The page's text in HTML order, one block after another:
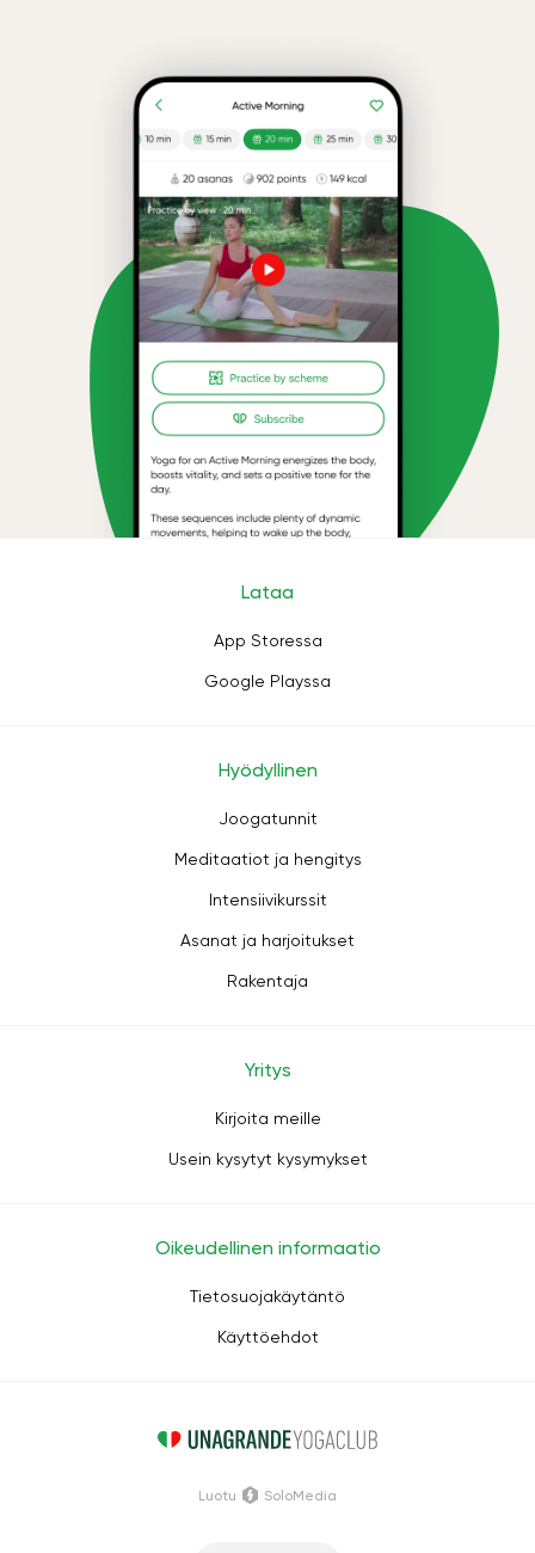
Lataa
App Storessa
Google Playssa
Hyödyllinen
Joogatunnit
Meditaatiot ja hengitys
Intensiivikurssit
Asanat ja harjoitukset
Rakentaja
Yritys
Kirjoita meille
Usein kysytyt kysymykset
Oikeudellinen informaatio
Tietosuojakäytäntö
Käyttöehdot
Luotu SoloMedia